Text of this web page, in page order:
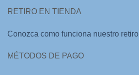
RETIRO EN TIENDA
Conozca como funciona nuestro
MÉTODOS DE PAGO